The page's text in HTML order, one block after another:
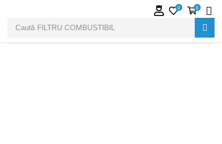
Caută FILTRU COMBUSTIBIL
0 0